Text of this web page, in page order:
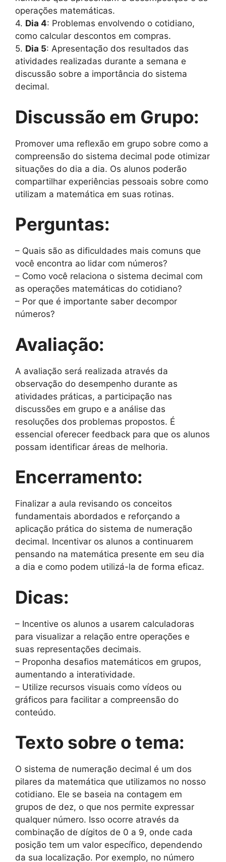
operações matemáticas.
4. Dia 4: Problemas envolvendo o cotidiano,
como calcular descontos em compras.
5. Dia 5: Apresentação dos resultados das
atividades realizadas durante a semana e
discussão sobre a importância do sistema
decimal.
Discussão em Grupo:
Promover uma reflexão em grupo sobre como a
compreensão do sistema decimal pode otimizar
situações do dia a dia. Os alunos poderão
compartilhar experiências pessoais sobre como
utilizam a matemática em suas rotinas.
Perguntas:
– Quais são as dificuldades mais comuns que
você encontra ao lidar com números?
– Como você relaciona o sistema decimal com
as operações matemáticas do cotidiano?
– Por que é importante saber decompor
números?
Avaliação:
A avaliação será realizada através da
observação do desempenho durante as
atividades práticas, a participação nas
discussões em grupo e a análise das
resoluções dos problemas propostos. É
essencial oferecer feedback para que os alunos
possam identificar áreas de melhoria.
Encerramento:
Finalizar a aula revisando os conceitos
fundamentais abordados e reforçando a
aplicação prática do sistema de numeração
decimal. Incentivar os alunos a continuarem
pensando na matemática presente em seu dia
a dia e como podem utilizá-la de forma eficaz.
Dicas:
– Incentive os alunos a usarem calculadoras
para visualizar a relação entre operações e
suas representações decimais.
– Proponha desafios matemáticos em grupos,
aumentando a interatividade.
– Utilize recursos visuais como vídeos ou
gráficos para facilitar a compreensão do
conteúdo.
Texto sobre o tema:
O sistema de numeração decimal é um dos
pilares da matemática que utilizamos no nosso
cotidiano. Ele se baseia na contagem em
grupos de dez, o que nos permite expressar
qualquer número. Isso ocorre através da
combinação de dígitos de 0 a 9, onde cada
posição tem um valor específico, dependendo
da sua localização. Por exemplo, no número